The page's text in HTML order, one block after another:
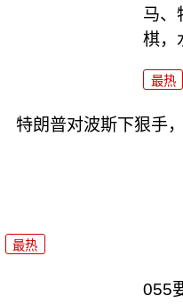
马、
棋，
最热
特朗普对波斯下狠手
最热
055